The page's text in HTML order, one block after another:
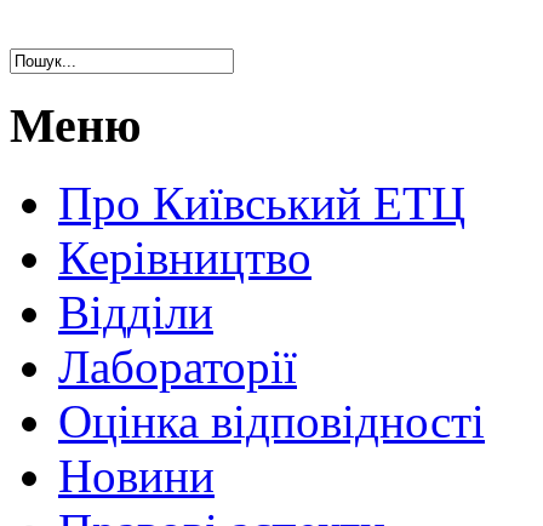
Меню
Про Київський ЕТЦ
Керівництво
Відділи
Лабораторії
Оцінка відповідності
Новини